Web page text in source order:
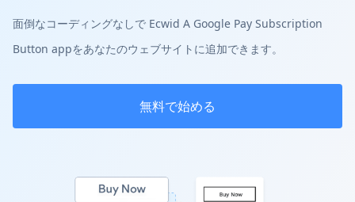
面倒なコーディングなしで Ecwid A Google Pay Subscription
Button appをあなたのウェブサイトに追加できます。
無料で始める